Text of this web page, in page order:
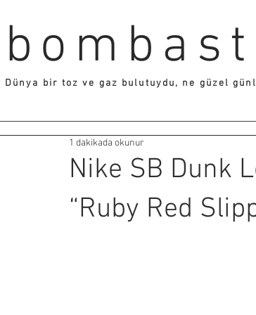
Dünya bir toz ve gaz bulutuydu, ne güzel
Nike SB Dunk
“Ruby Red
1 dakikada okunur